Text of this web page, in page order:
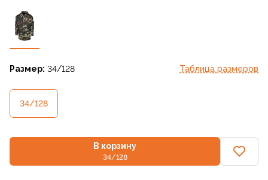
Размер: 34/128 Таблица размеров
34/128
В корзину
34/128